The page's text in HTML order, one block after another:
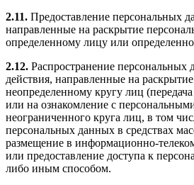
2.11. Предоставление персональных
направленные на раскрытие
определенному лицу или
2.12. Распространение
действия, направленные на
неопределенному кругу лиц
или на ознакомление с
неограниченного круга лиц, в том
персональных данных в средствах
размещение в информационно-
или предоставление доступа к
либо иным способом.